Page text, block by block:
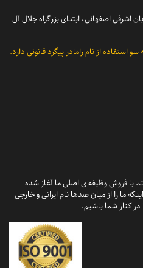
اشرفی اصفهانی، ابتدای بزرگراه جلال آل
استفاده از نام رامادر پیگرد قانونی دارد.
با فروش وظیفه ی اصلی ما آغاز شده
ما را از میان صدها نام ایرانی و خارجی
در کنار شما باشیم.